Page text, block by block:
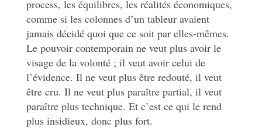
process, les équilibres, les réalités économiques,
comme si les colonnes d’un tableur avaient
jamais décidé quoi que ce soit par elles-mêmes.
Le pouvoir contemporain ne veut plus avoir le
visage de la volonté ; il veut avoir celui de
l’évidence. Il ne veut plus être redouté, il veut
être cru. Il ne veut plus paraître partial, il veut
paraître plus technique. Et c’est ce qui le rend
plus insidieux, donc plus fort.